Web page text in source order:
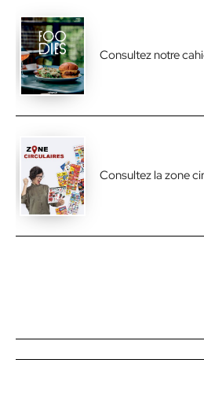
Consultez notre
Consultez la zone